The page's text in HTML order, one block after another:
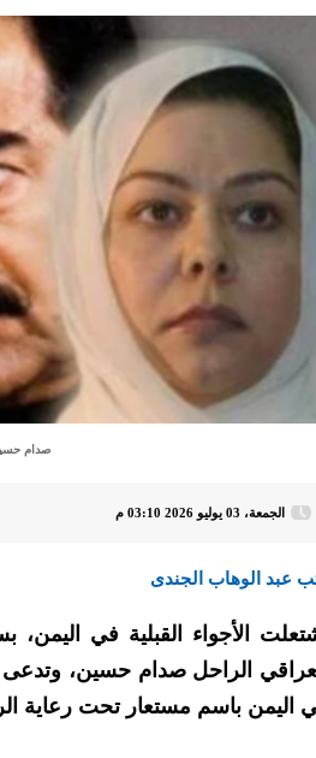
صدام
الجمعة، 03 يوليو 2026 03:10 م
عبد الوهاب الجندى
الأجواء القبلية في
الراحل صدام حسين،
اليمن باسم مستعار تحت رعاية